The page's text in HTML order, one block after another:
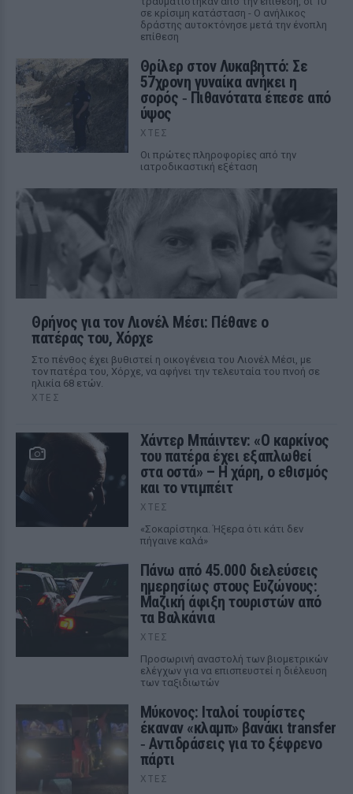
σε κρίσιμη κατάσταση - Ο ανήλικος
δράστης αυτοκτόνησε μετά την ένοπλη
επίθεση
Θρίλερ στον Λυκαβηττό: Σε
57χρονη γυναίκα ανήκει η
σορός ‑ Πιθανότατα έπεσε από
ύψος
ΧΤΕΣ
Οι πρώτες πληροφορίες από την
ιατροδικαστική εξέταση
Θρήνος για τον Λιονέλ Μέσι: Πέθανε ο
πατέρας του, Χόρχε
Στο πένθος έχει βυθιστεί η οικογένεια του Λιονέλ Μέσι, με
τον πατέρα του, Χόρχε, να αφήνει την τελευταία του πνοή σε
ηλικία 68 ετών.
ΧΤΕΣ
Χάντερ Μπάιντεν: «Ο καρκίνος
του πατέρα έχει εξαπλωθεί
στα οστά» – Η χάρη, ο εθισμός
και το ντιμπέιτ
ΧΤΕΣ
«Σοκαρίστηκα. Ήξερα ότι κάτι δεν
πήγαινε καλά»
Πάνω από 45.000 διελεύσεις
ημερησίως στους Ευζώνους:
Μαζική άφιξη τουριστών από
τα Βαλκάνια
ΧΤΕΣ
Προσωρινή αναστολή των βιομετρικών
ελέγχων για να επισπευστεί η διέλευση
των ταξιδιωτών
Μύκονος: Ιταλοί τουρίστες
έκαναν «κλαμπ» βανάκι transfer
‑ Αντιδράσεις για το ξέφρενο
πάρτι
ΧΤΕΣ